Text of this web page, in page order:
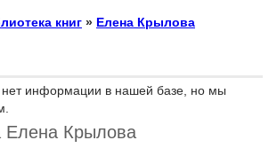
книг » Елена Крылова
информации в нашей базе, но мы
Елена Крылова